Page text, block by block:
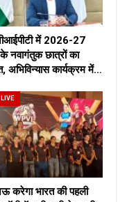
में 2026-27
नवागंतुक छात्रों का
अभिविन्यास कार्यक्रम में…
LIVE
करेगा भारत की पहली